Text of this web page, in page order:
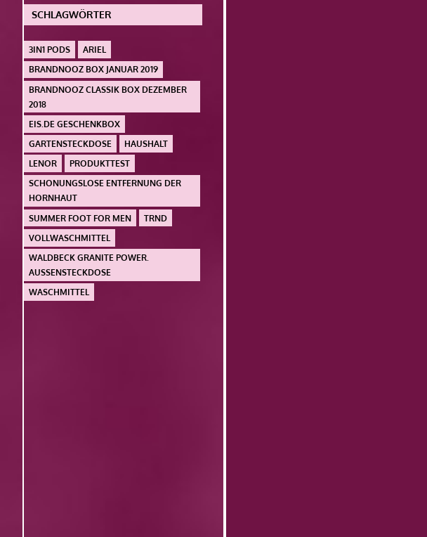
SCHLAGWÖRTER
3IN1 PODS
ARIEL
BRANDNOOZ BOX JANUAR 2019
BRANDNOOZ CLASSIK BOX DEZEMBER
2018
EIS.DE GESCHENKBOX
GARTENSTECKDOSE
HAUSHALT
LENOR
PRODUKTTEST
SCHONUNGSLOSE ENTFERNUNG DER
HORNHAUT
SUMMER FOOT FOR MEN
TRND
VOLLWASCHMITTEL
WALDBECK GRANITE POWER.
AUSSENSTECKDOSE
WASCHMITTEL